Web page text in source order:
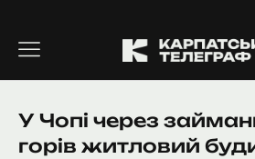
вмісту
У Чопі через
горів житловий